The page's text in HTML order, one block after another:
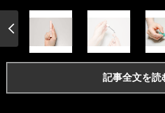
記事全文を読